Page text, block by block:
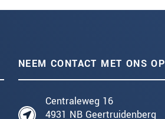
NEEM CONTACT MET ONS OP
Centraleweg 16
4931 NB Geertruidenberg